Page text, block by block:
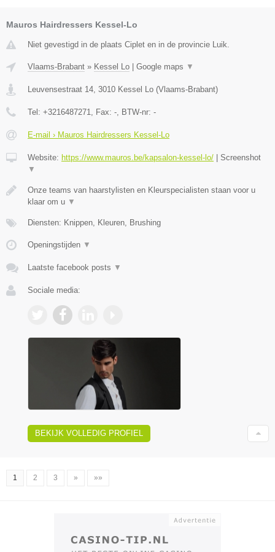
Mauros Hairdressers Kessel-Lo
Niet gevestigd in de plaats Ciplet en in de provincie Luik.
Vlaams-Brabant » Kessel Lo Google maps ▼
Leuvensestraat 14 3010 Kessel Lo (Vlaams-Brabant)
Tel: +3216487271 , Fax: - , BTW-nr: -
E-mail › Mauros Hairdressers Kessel-Lo
Website: https://www.mauros.be/kapsalon-kessel-lo/
Screenshot
▼
Onze teams van haarstylisten en Kleurspecialisten staan voor u
klaar om u ▼
Diensten: Knippen, Kleuren, Brushing
Openingstijden ▼
Laatste facebook posts ▼
Sociale media:
BEKIJK VOLLEDIG PROFIEL
1 2 3 » »»